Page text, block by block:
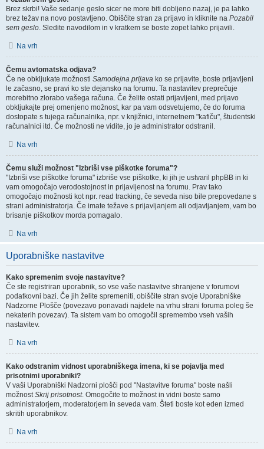
Brez skrbi! Vaše sedanje geslo sicer ne more biti dobljeno nazaj, je pa lahko
brez težav na novo postavljeno. Obiščite stran za prijavo in kliknite na Pozabil
sem geslo. Sledite navodilom in v kratkem se boste zopet lahko prijavili.
Na vrh
Čemu avtomatska odjava?
Če ne obkljukate možnosti Samodejna prijava ko se prijavite, boste prijavljeni
le začasno, se pravi ko ste dejansko na forumu. Ta nastavitev preprečuje
morebitno zlorabo vašega računa. Če želite ostati prijavljeni, med prijavo
obkljukajte prej omenjeno možnost, kar pa vam odsvetujemo, če do foruma
dostopate s tujega računalnika, npr. v knjižnici, internetnem "kafiču", študentski
računalnici itd. Če možnosti ne vidite, jo je administrator odstranil.
Na vrh
Čemu služi možnost "Izbriši vse piškotke foruma"?
"Izbriši vse piškotke foruma" izbriše vse piškotke, ki jih je ustvaril phpBB in ki
vam omogočajo verodostojnost in prijavljenost na forumu. Prav tako
omogočajo možnosti kot npr. read tracking, če seveda niso bile prepovedane s
strani administratorja. Če imate težave s prijavljanjem ali odjavljanjem, vam bo
brisanje piškotkov morda pomagalo.
Na vrh
Uporabniške nastavitve
Kako spremenim svoje nastavitve?
Če ste registriran uporabnik, so vse vaše nastavitve shranjene v forumovi
podatkovni bazi. Če jih želite spremeniti, obiščite stran svoje Uporabniške
Nadzorne Plošče (povezavo ponavadi najdete na vrhu strani foruma poleg še
nekaterih povezav). Ta sistem vam bo omogočil spremembo vseh vaših
nastavitev.
Na vrh
Kako odstranim vidnost uporabniškega imena, ki se pojavlja med
prisotnimi uporabniki?
V vaši Uporabniški Nadzorni plošči pod "Nastavitve foruma" boste našli
možnostSkrij prisotnost. Omogočite to možnost in vidni boste samo
administratorjem, moderatorjem in seveda vam. Šteti boste kot eden izmed
skritih uporabnikov.
Na vrh